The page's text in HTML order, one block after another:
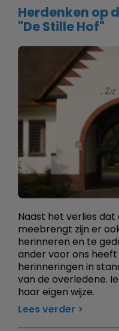
Herdenken op
"De Stille Hof"
Naast het verlies
meebrengt zijn er
herinneren en te
ander voor ons
herinneringen in
van de overledene.
haar eigen wijze.
Lees verder